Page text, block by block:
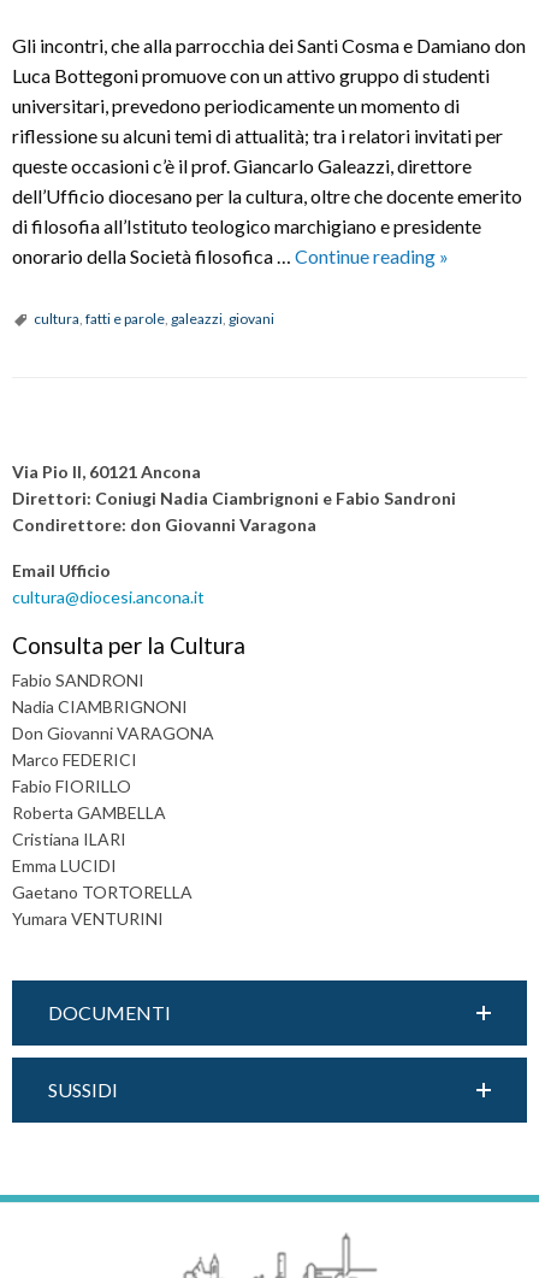
Gli incontri, che alla parrocchia dei Santi Cosma e Damiano don
Luca Bottegoni promuove con un attivo gruppo di studenti
universitari, prevedono periodicamente un momento di
riflessione su alcuni temi di attualità; tra i relatori invitati per
queste occasioni c’è il prof. Giancarlo Galeazzi, direttore
dell’Ufficio diocesano per la cultura, oltre che docente emerito
di filosofia all’Istituto teologico marchigiano e presidente
onorario della Società filosofica … Continue reading »
cultura, fatti e parole, galeazzi, giovani
o
s
t
N
a
i
g
a
t
i
o
n
Via Pio II, 60121 Ancona
Direttori: Coniugi Nadia Ciambrignoni e Fabio Sandroni
Condirettore: don Giovanni Varagona
Email Ufficio
cultura@diocesi.ancona.it
Consulta per la Cultura
Fabio SANDRONI
Nadia CIAMBRIGNONI
Don Giovanni VARAGONA
Marco FEDERICI
Fabio FIORILLO
Roberta GAMBELLA
Cristiana ILARI
Emma LUCIDI
Gaetano TORTORELLA
Yumara VENTURINI
DOCUMENTI
SUSSIDI